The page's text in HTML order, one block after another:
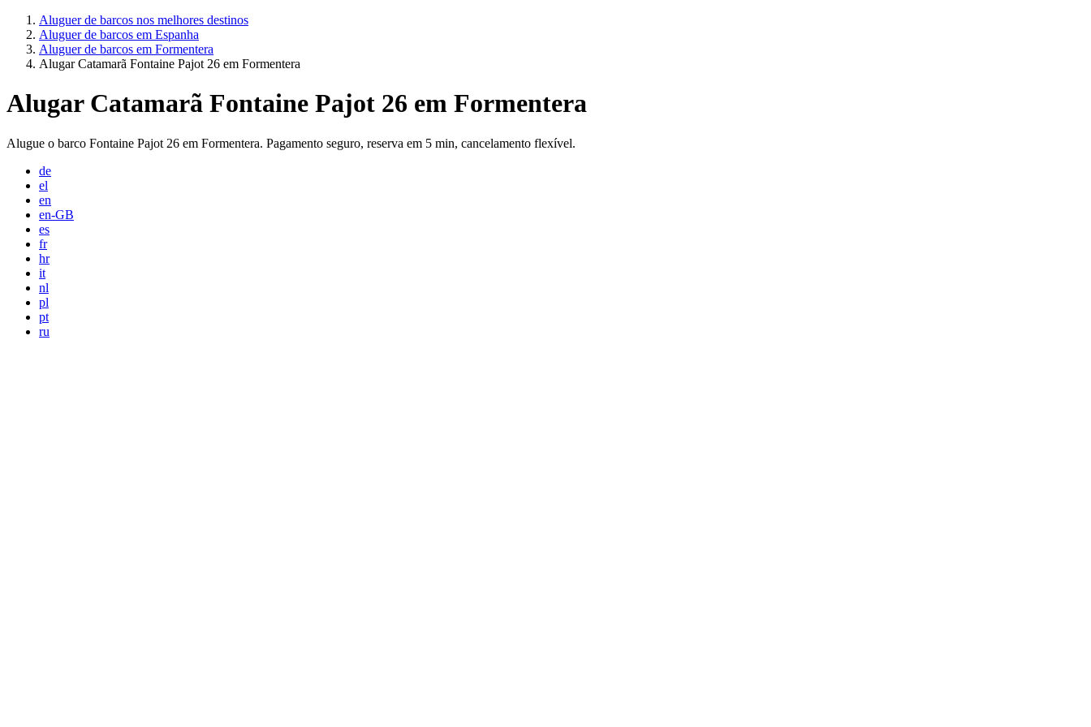
Aluguer de barcos nos melhores destinos
Aluguer de barcos em Espanha
Aluguer de barcos em Formentera
Alugar Catamarã Fontaine Pajot 26 em Formentera
Alugar Catamarã Fontaine Pajot 26 em Formentera
Alugue o barco Fontaine Pajot 26 em Formentera. Pagamento seguro, reserva em 5 min, cancelamento flexível.
de
el
en
en-GB
es
fr
hr
it
nl
pl
pt
ru